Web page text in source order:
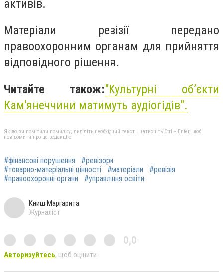
активів.
Матеріали ревізії передано
правоохоронним органам для прийняття
відповідного рішення.
Читайте також:"Культурні об’єкти
Кам'янеччини матимуть аудіогідів".
Якщо ви помітили помилку, виділіть необхідний текст і натисніть Ctrl + Enter, щоб
повідомити про це редакцію
#фінансові порушення
#ревізори
#товарно-матеріальні цінності
#матеріали
#ревізія
#правоохоронні органи
#управління освіти
Книш Маргарита
Журналіст
0,0
Авторизуйтесь, щоб оцінити